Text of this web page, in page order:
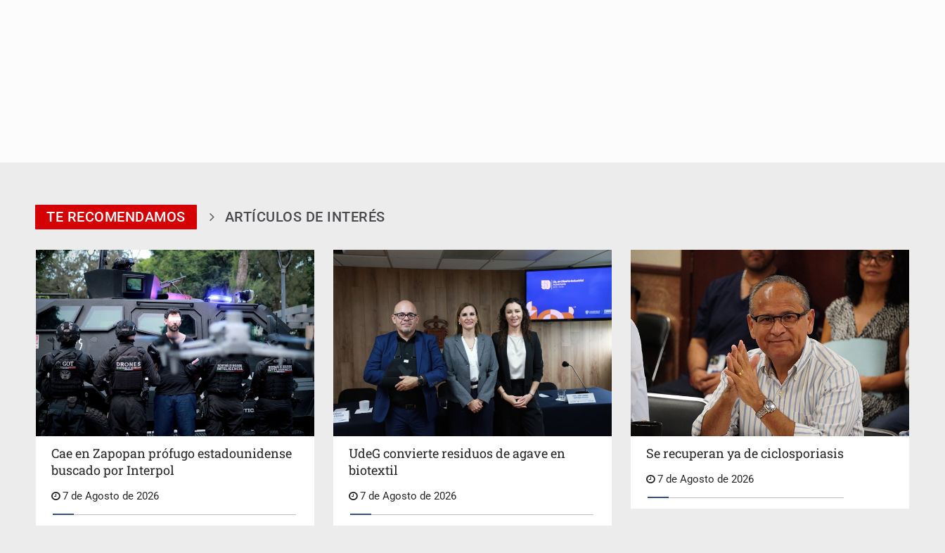
TE RECOMENDAMOS ARTÍCULOS DE INTERÉS
Cae en Zapopan prófugo estadounidense
buscado por Interpol
7 de Agosto de 2026
UdeG convierte residuos de agave en
biotextil
7 de Agosto de 2026
Se recuperan ya de ciclosporiasis
7 de Agosto de 2026